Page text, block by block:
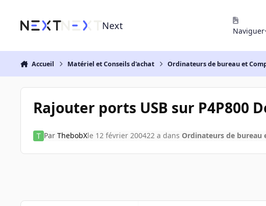
Next Naviguer
Accueil Matériel et Conseils d'achat Ordinateurs de bureau et
Rajouter ports USB sur P4P800
Par ThebobXle 12 février 200422 a dans Ordinateurs de bureau